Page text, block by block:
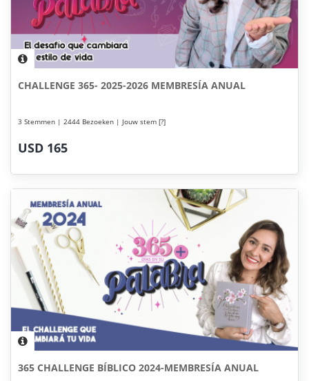
CHALLENGE 365- 2025-2026 MEMBRESÍA ANUAL
3 Stemmen | 2444 Bezoeken | Jouw stem [?]
USD 165
365 CHALLENGE BÍBLICO 2024-MEMBRESÍA ANUAL